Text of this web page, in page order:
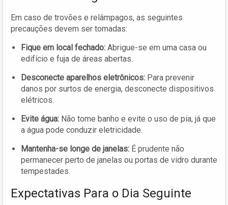
Em caso de trovões e relâmpagos, as seguintes
precauções devem ser tomadas:
Fique em local fechado: Abrigue-se em uma casa ou
edifício e fuja de áreas abertas.
Desconecte aparelhos eletrônicos: Para prevenir
danos por surtos de energia, desconecte dispositivos
elétricos.
Evite água: Não tome banho e evite o uso de pia, já que
a água pode conduzir eletricidade.
Mantenha-se longe de janelas: É prudente não
permanecer perto de janelas ou portas de vidro durante
tempestades.
Expectativas Para o Dia Seguinte